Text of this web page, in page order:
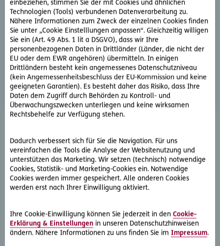
einbeziehen, stimmen Sie der mit Cookies und ähnlichen
Technologien (Tools) verbundenen Datenverarbeitung zu.
Nähere Informationen zum Zweck der einzelnen Cookies finden
Sie unter „Cookie Einstelllungen anpassen“. Gleichzeitig willigen
Sie ein (Art. 49 Abs. 1 lit a DSGVO), dass wir Ihre
personenbezogenen Daten in Drittländer (Länder, die nicht der
EU oder dem EWR angehören) übermitteln. In einigen
Drittländern besteht kein angemessenes Datenschutzniveau
(kein Angemessenheitsbeschluss der EU-Kommission und keine
geeigneten Garantien). Es besteht daher das Risiko, dass Ihre
Daten dem Zugriff durch Behörden zu Kontroll- und
Überwachungszwecken unterliegen und keine wirksamen
Rechtsbehelfe zur Verfügung stehen.
Dadurch verbessert sich für Sie die Navigation. Für uns
vereinfachen die Tools die Analyse der Websitenutzung und
unterstützen das Marketing. Wir setzen (technisch) notwendige
Cookies, Statistik- und Marketing-Cookies ein. Notwendige
Cookies werden immer gespeichert. Alle anderen Cookies
werden erst nach Ihrer Einwilligung aktiviert.
Ihre Cookie-Einwilligung können Sie jederzeit in den Cookie-
Erklärung & Einstellungen in unseren Datenschutzhinweisen
ändern. Nähere Informationen zu uns finden Sie im Impressum.
Gerichten und
Verwaltungsbehörden wegen
fahrlässiger Straftaten und bei
Freispruch oder Einstellung des
Verfahrens wegen eines
Vorsatzdeliktes.
Mehr erfahren
Weitere Leistungen
Arbeitsgerichts-Rechtsschutz
Beratungs-Rechtsschutz